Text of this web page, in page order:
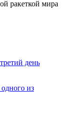
день
из